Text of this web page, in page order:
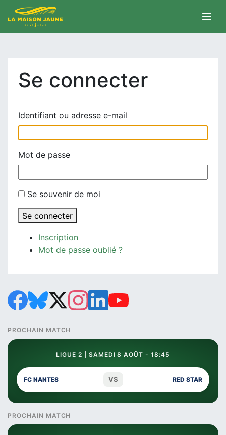
Se connecter
Identifiant ou adresse e-mail
Mot de passe
Se souvenir de moi
Se connecter
Inscription
Mot de passe oublié ?
PROCHAIN MATCH
LIGUE 2 | SAMEDI 8 AOÛT - 18:45
FC NANTES VS RED STAR
PROCHAIN MATCH